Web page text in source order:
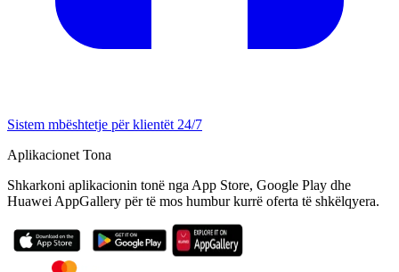
Sistem mbështetje për klientët 24/7
Aplikacionet Tona
Shkarkoni aplikacionin tonë nga App Store, Google Play dhe
Huawei AppGallery për të mos humbur kurrë oferta të shkëlqyera.